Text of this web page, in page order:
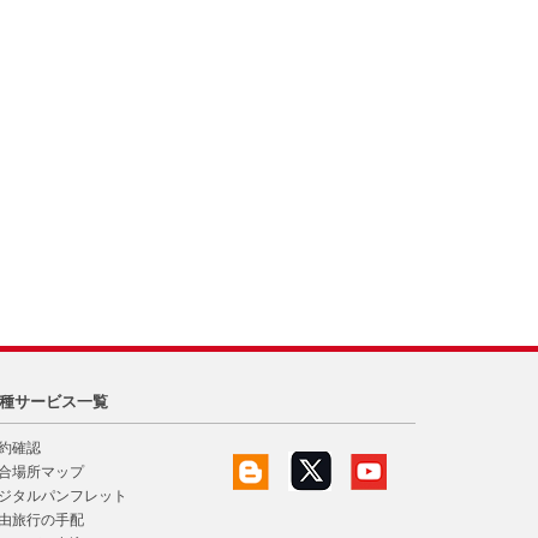
サービス一覧
確認
場所マップ
タルパンフレット
旅行の手配